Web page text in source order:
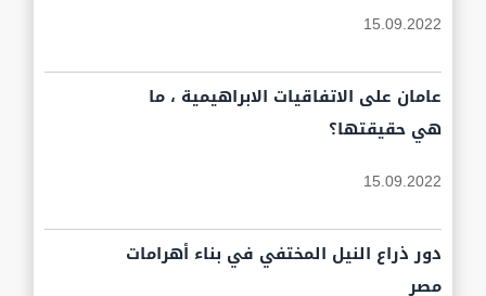
15.09.2022
عامان على الاتفاقيات الابراهيمية ، ما
هي حقيقتها؟
15.09.2022
دور ذراع النيل المختفي في بناء أهرامات
مصر